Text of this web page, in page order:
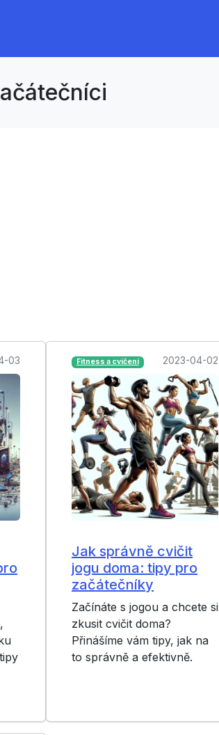
03 Fitness a cvičení 2023-04-02
Jak správně cvičit
jogu doma: tipy pro
začátečníky
Začínáte s jogou a chcete si
zkusit cvičit doma?
Přinášíme vám tipy, jak na
to správně a efektivně.